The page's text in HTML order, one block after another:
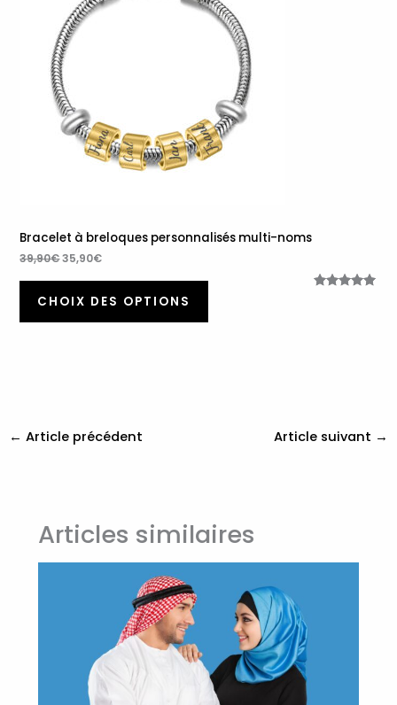
Bracelet à breloques personnalisés multi-noms
39,90€35,90€
CHOIX DES OPTIONS
← Article précédent Article suivant →
Articles similaires